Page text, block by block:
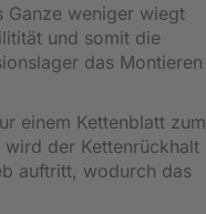
Ganze weniger wiegt
und somit die
das Montieren
einem Kettenblatt zum
der Kettenrückhalt
auftritt, wodurch das